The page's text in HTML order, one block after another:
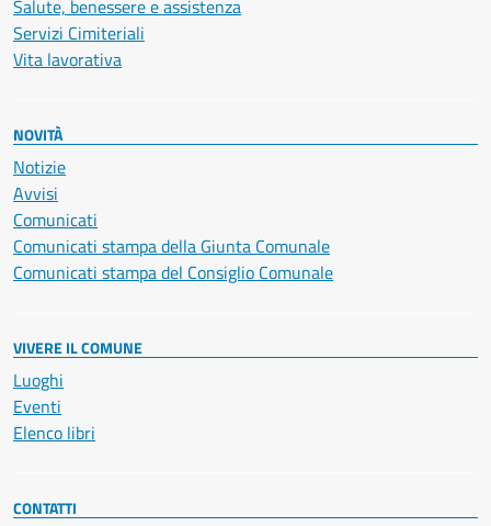
Salute, benessere e assistenza
Servizi Cimiteriali
Vita lavorativa
NOVITÀ
Notizie
Avvisi
Comunicati
Comunicati stampa della Giunta Comunale
Comunicati stampa del Consiglio Comunale
VIVERE IL COMUNE
Luoghi
Eventi
Elenco libri
CONTATTI